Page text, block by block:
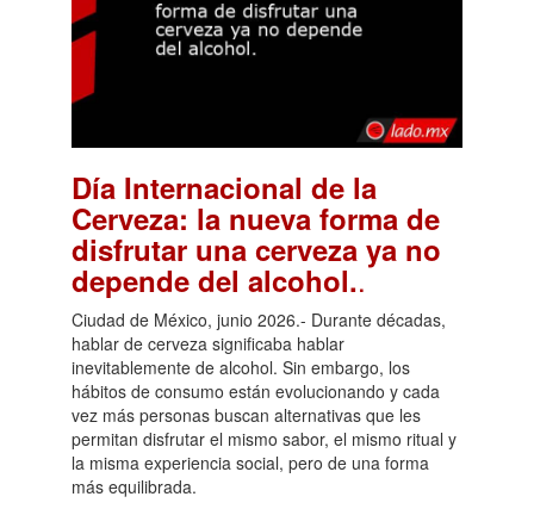
Día Internacional de la
Cerveza: la nueva forma de
disfrutar una cerveza ya no
depende del alcohol..
Ciudad de México, junio 2026.- Durante décadas,
hablar de cerveza significaba hablar
inevitablemente de alcohol. Sin embargo, los
hábitos de consumo están evolucionando y cada
vez más personas buscan alternativas que les
permitan disfrutar el mismo sabor, el mismo ritual y
la misma experiencia social, pero de una forma
más equilibrada.